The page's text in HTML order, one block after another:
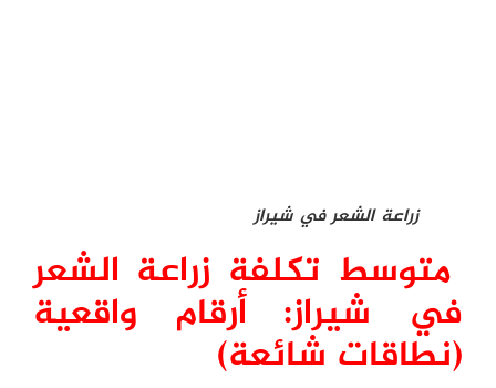
زراعة الشعر في شيراز
متوسط تكلفة زراعة الشعر
في شيراز: أرقام واقعية
(نطاقات شائعة)